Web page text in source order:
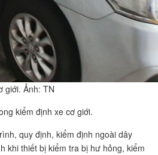
giới. Ảnh: TN
kiểm định xe cơ giới.
quy định, kiểm định ngoài dây
khi thiết bị kiểm tra bị hư hỏng, kiểm